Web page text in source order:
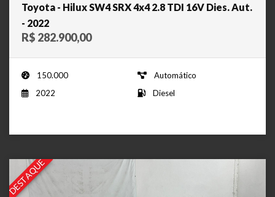
Toyota - Hilux SW4 SRX 4x4 2.8 TDI 16V Dies. Aut.
- 2022
R$ 282.900,00
150.000
Automático
2022
Diesel
DESTAQUE